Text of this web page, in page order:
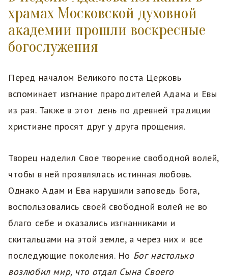
храмах Московской духовной
академии прошли воскресные
богослужения
Перед началом Великого поста Церковь
вспоминает изгнание прародителей Адама и Евы
из рая. Также в этот день по древней традиции
христиане просят друг у друга прощения.
Творец наделил Свое творение свободной волей,
чтобы в ней проявлялась истинная любовь.
Однако Адам и Ева нарушили заповедь Бога,
воспользовались своей свободной волей не во
благо себе и оказались изгнанниками и
скитальцами на этой земле, а через них и все
последующие поколения. Но Бог настолько
возлюбил мир, что отдал Сына Своего